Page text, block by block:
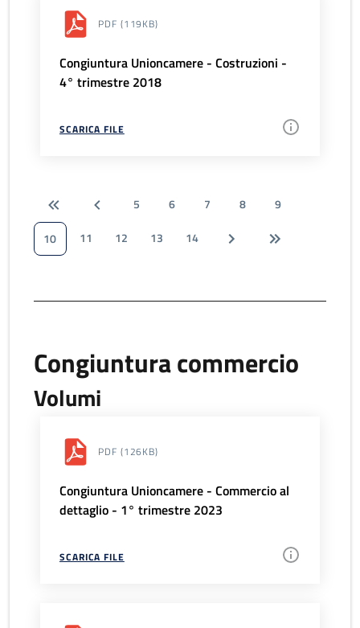
PDF (119KB)
Congiuntura Unioncamere - Costruzioni -
4° trimestre 2018
SCARICA FILE
5 6 7 8
9
10
11 12 13 14
Congiuntura commercio
Volumi
PDF (126KB)
Congiuntura Unioncamere - Commercio al
dettaglio - 1° trimestre 2023
SCARICA FILE